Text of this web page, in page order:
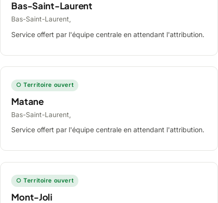
Bas-Saint-Laurent
Bas-Saint-Laurent,
Service offert par l'équipe centrale en attendant l'attribution.
○ Territoire ouvert
Matane
Bas-Saint-Laurent,
Service offert par l'équipe centrale en attendant l'attribution.
○ Territoire ouvert
Mont-Joli